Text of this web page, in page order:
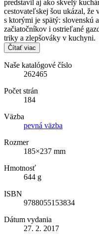
predstavil aj ako skvelý
cestovateľskej šou ukázal,
s ktorými je spätý: slovenskú
začiatočníkov i ostrieľané
triky a zlepšováky v kuchyni.
Čítať viac
Naše katalógové číslo
262465
Počet strán
184
Väzba
pevná väzba
Rozmer
185×237 mm
Hmotnosť
644 g
ISBN
9788055153834
Dátum vydania
27. 2. 2017